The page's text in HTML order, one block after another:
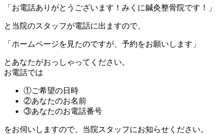
「お電話ありがとうございます！みくに鍼灸整骨院です！」
と当院のスタッフが電話に出ますので、
「ホームページを見たのですが、予約をお願いします」
とあなたがおっしゃってください。
お電話では
①ご希望の日時
②あなたのお名前
③あなたのお電話番号
をお伺いしますので、当院スタッフにお知らせください。